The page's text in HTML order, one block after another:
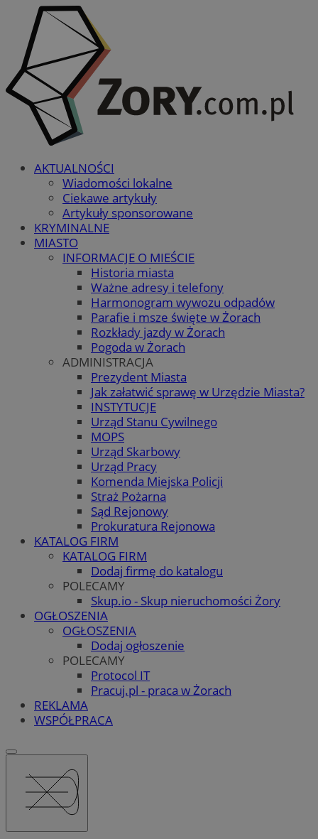
AKTUALNOŚCI
Wiadomości lokalne
Ciekawe artykuły
Artykuły sponsorowane
KRYMINALNE
MIASTO
INFORMACJE O MIEŚCIE
Historia miasta
Ważne adresy i telefony
Harmonogram wywozu odpadów
Parafie i msze święte w Żorach
Rozkłady jazdy w Żorach
Pogoda w Żorach
ADMINISTRACJA
Prezydent Miasta
Jak załatwić sprawę w Urzędzie Miasta?
INSTYTUCJE
Urząd Stanu Cywilnego
MOPS
Urząd Skarbowy
Urząd Pracy
Komenda Miejska Policji
Straż Pożarna
Sąd Rejonowy
Prokuratura Rejonowa
KATALOG FIRM
KATALOG FIRM
Dodaj firmę do katalogu
POLECAMY
Skup.io - Skup nieruchomości Żory
OGŁOSZENIA
OGŁOSZENIA
Dodaj ogłoszenie
POLECAMY
Protocol IT
Pracuj.pl - praca w Żorach
REKLAMA
WSPÓŁPRACA